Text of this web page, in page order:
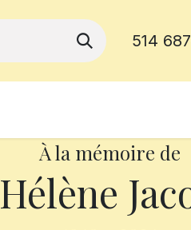
514
À la mémoire de
Hélène